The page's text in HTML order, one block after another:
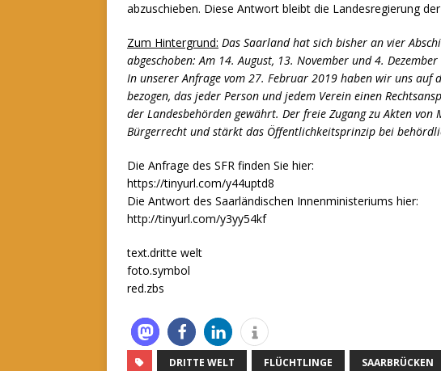
abzuschieben. Diese Antwort bleibt die Landesregierung
Zum Hintergrund: Das Saarland hat sich bisher an vier
abgeschoben: Am 14. August, 13. November und 4.
In unserer Anfrage vom 27. Februar 2019 haben wir uns auf
bezogen, das jeder Person und jedem Verein einen
der Landesbehörden gewährt. Der freie Zugang zu Akten
Bürgerrecht und stärkt das Öffentlichkeitsprinzip bei
Die Anfrage des SFR finden Sie hier:
https://tinyurl.com/y44uptd8
Die Antwort des Saarländischen Innenministeriums hier:
http://tinyurl.com/y3yy54kf
text.dritte welt
foto.symbol
red.zbs
DRITTE WELT FLÜCHTLINGE SAARBRÜCKEN